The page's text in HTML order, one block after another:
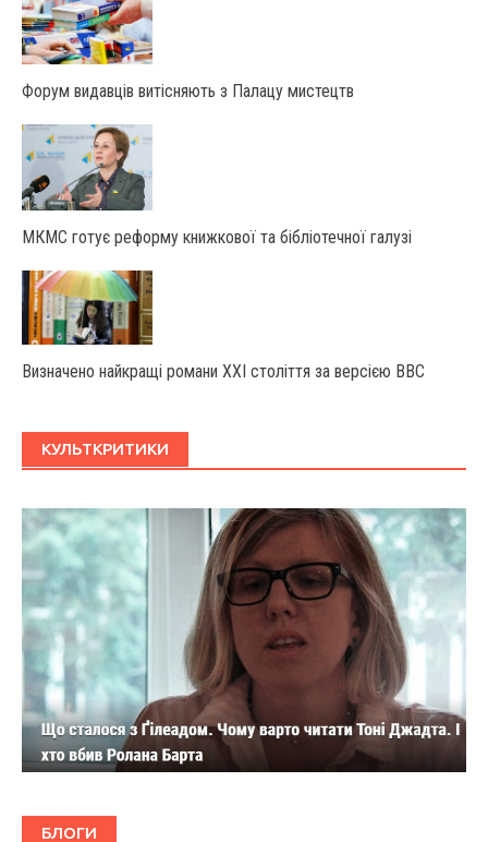
Форум видавців витісняють з Палацу мистецтв
МКМС готує реформу книжкової та бібліотечної галузі
Визначено найкращі романи XXI століття за версією BBC
КУЛЬТКРИТИКИ
БЛОГИ